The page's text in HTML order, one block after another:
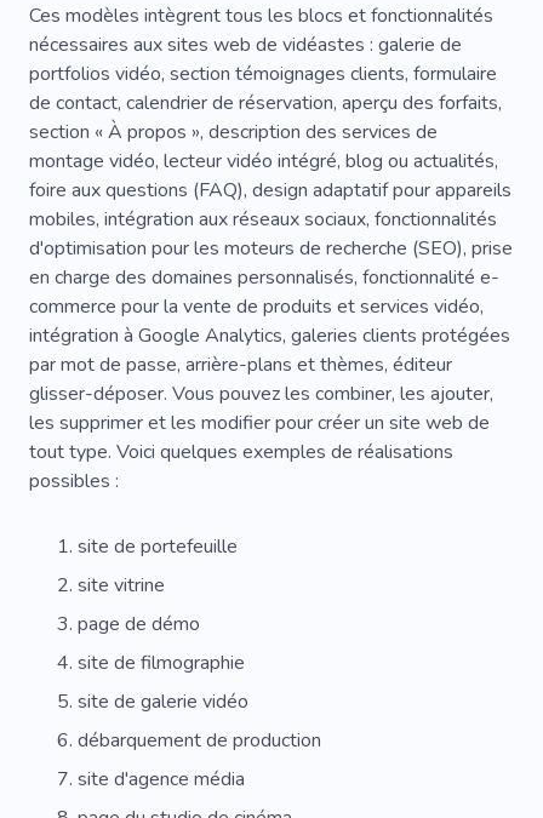
Ces modèles intègrent tous les blocs et fonctionnalités
nécessaires aux sites web de vidéastes : galerie de
portfolios vidéo, section témoignages clients, formulaire
de contact, calendrier de réservation, aperçu des forfaits,
section « À propos », description des services de
montage vidéo, lecteur vidéo intégré, blog ou actualités,
foire aux questions (FAQ), design adaptatif pour appareils
mobiles, intégration aux réseaux sociaux, fonctionnalités
d'optimisation pour les moteurs de recherche (SEO), prise
en charge des domaines personnalisés, fonctionnalité e-
commerce pour la vente de produits et services vidéo,
intégration à Google Analytics, galeries clients protégées
par mot de passe, arrière-plans et thèmes, éditeur
glisser-déposer. Vous pouvez les combiner, les ajouter,
les supprimer et les modifier pour créer un site web de
tout type. Voici quelques exemples de réalisations
possibles :
site de portefeuille
site vitrine
page de démo
site de filmographie
site de galerie vidéo
débarquement de production
site d'agence média